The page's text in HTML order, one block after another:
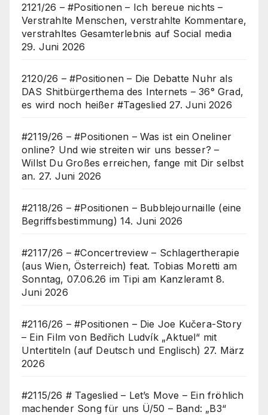
2121/26 – #Positionen – Ich bereue nichts –
Verstrahlte Menschen, verstrahlte Kommentare,
verstrahltes Gesamterlebnis auf Social media
29. Juni 2026
2120/26 – #Positionen – Die Debatte Nuhr als
DAS Shitbürgerthema des Internets – 36° Grad,
es wird noch heißer #Tageslied 27. Juni 2026
#2119/26 – #Positionen – Was ist ein Oneliner
online? Und wie streiten wir uns besser? –
Willst Du Großes erreichen, fange mit Dir selbst
an. 27. Juni 2026
#2118/26 – #Positionen – Bubblejournaille (eine
Begriffsbestimmung) 14. Juni 2026
#2117/26 – #Concertreview – Schlagertherapie
(aus Wien, Österreich) feat. Tobias Moretti am
Sonntag, 07.06.26 im Tipi am Kanzleramt 8.
Juni 2026
#2116/26 – #Positionen – Die Joe Kučera-Story
– Ein Film von Bedřich Ludvík „Aktuel“ mit
Untertiteln (auf Deutsch und Englisch) 27. März
2026
#2115/26 # Tageslied – Let’s Move – Ein fröhlich
machender Song für uns Ü/50 – Band: „B3“